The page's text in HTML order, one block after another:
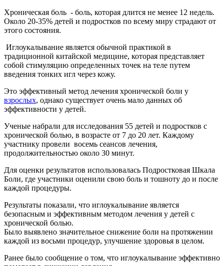
Хроническая боль - боль, которая длится не менее 12 недель.
Около 20-35% детей и подростков по всему миру страдают от
этого состояния.
Иглоукалывание является обычной практикой в
традиционной китайской медицине, которая представляет
собой стимуляцию определенных точек на теле путем
введения тонких игл через кожу.
Это эффективный метод лечения хронической боли у
взрослых, однако существует очень мало данных об
эффективности у детей.
Ученые набрали для исследования 55 детей и подростков с
хронической болью, в возрасте от 7 до 20 лет. Каждому
участнику провели восемь сеансов лечения,
продолжительностью около 30 минут.
Для оценки результатов использовалась Подростковая Шкала
Боли, где участники оценили свою боль и тошноту до и после
каждой процедуры.
Результаты показали, что иглоукалывание является
безопасным и эффективным методом лечения у детей с
хронической болью.
Было выявлено значительное снижение боли на протяжении
каждой из восьми процедур, улучшение здоровья в целом.
Ранее было сообщение о том, что иглоукалывание эффективно